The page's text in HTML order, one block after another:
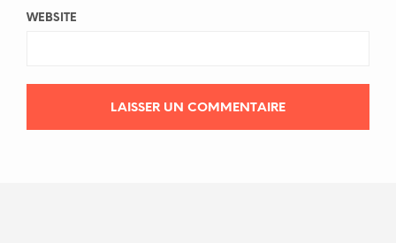
WEBSITE